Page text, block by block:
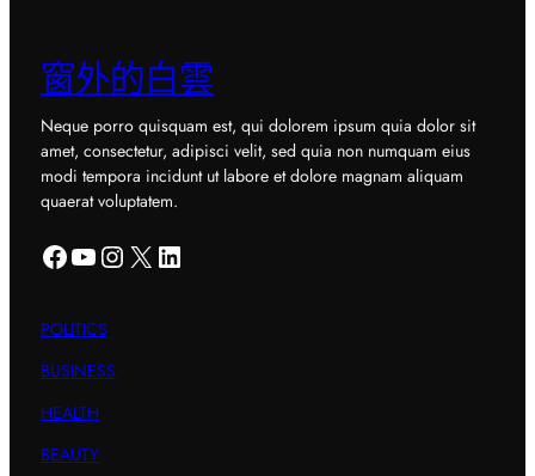
窗外的白雲
Neque porro quisquam est, qui dolorem ipsum quia dolor sit
amet, consectetur, adipisci velit, sed quia non numquam eius
modi tempora incidunt ut labore et dolore magnam aliquam
quaerat voluptatem.
Facebook YouTube Instagram X LinkedIn
POLITICS
BUSINESS
HEALTH
BEAUTY